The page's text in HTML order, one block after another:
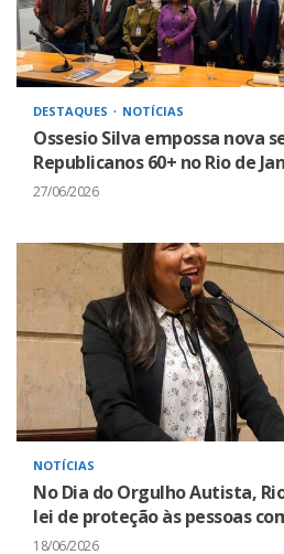
DESTAQUES NOTÍCIAS
Ossesio Silva empossa nova
Republicanos 60+ no Rio de
27/06/2026
NOTÍCIAS
No Dia do Orgulho Autista,
lei de proteção às pessoas
18/06/2026